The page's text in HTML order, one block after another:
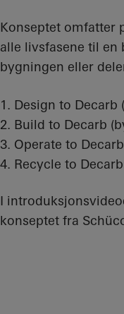
Konseptet omfatter
alle livsfasene til
bygningen eller
Design to Decarb
Build to Decarb
Operate to
Recycle to
I
konseptet fra